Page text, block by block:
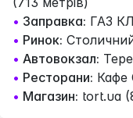
• Заправка: ГАЗ
• Ринок:
• Автовокзал:
• Ресторани: Кафе
• Магазин: tort.ua